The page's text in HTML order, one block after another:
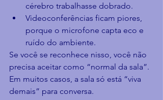
cérebro trabalhasse dobrado.
Videoconferências ficam piores,
porque o microfone capta eco e
ruído do ambiente.
Se você se reconhece nisso, você não
precisa aceitar como “normal da sala”.
Em muitos casos, a sala só está “viva
demais” para conversa.